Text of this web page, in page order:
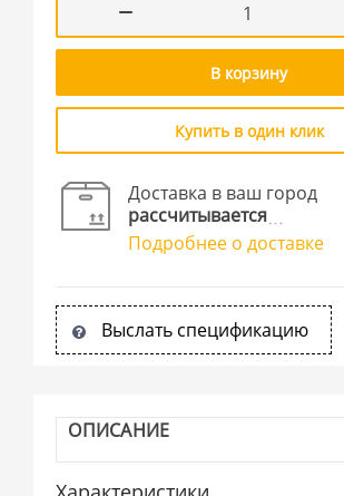
В корзину
Купить в один клик
Доставка в ваш город
рассчитывается
Подробнее о доставке
Выслать спецификацию
ОПИСАНИЕ